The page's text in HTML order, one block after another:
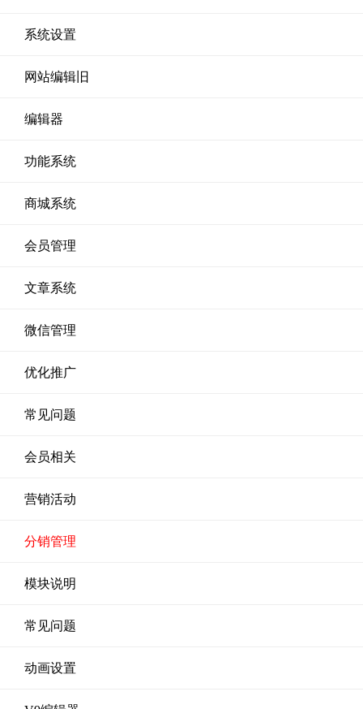
系统设置
网站编辑旧
编辑器
功能系统
商城系统
会员管理
文章系统
微信管理
优化推广
常见问题
会员相关
营销活动
分销管理
模块说明
常见问题
动画设置